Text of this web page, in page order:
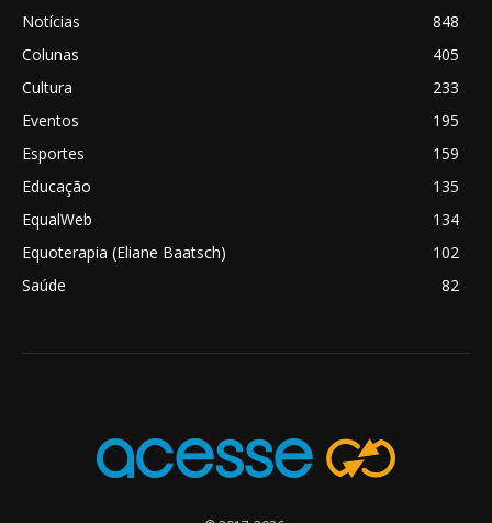
Notícias
848
Colunas
405
Cultura
233
Eventos
195
Esportes
159
Educação
135
EqualWeb
134
Equoterapia (Eliane Baatsch)
102
Saúde
82